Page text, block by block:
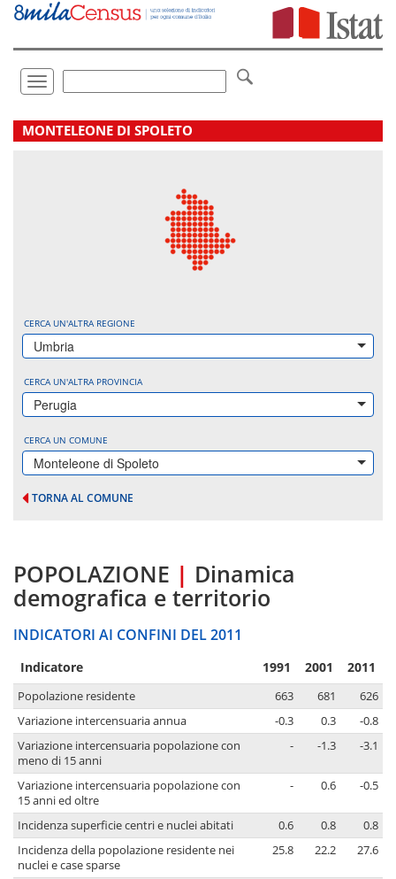
Vai
direttamente
Toggle
navigation
.
MONTELEONE DI SPOLETO
CERCA UN'ALTRA REGIONE
Umbria
CERCA UN'ALTRA PROVINCIA
Perugia
CERCA UN COMUNE
Monteleone di Spoleto
TORNA AL COMUNE
POPOLAZIONE | Dinamica
demografica e territorio
INDICATORI AI CONFINI DEL 2011
Indicatore 1991 2001 2011
Popolazione residente 663 681
626
Variazione intercensuaria annua
-0.3 0.3
-0.8
Variazione intercensuaria popolazione con
meno di 15 anni
- -1.3 -3.1
Variazione intercensuaria popolazione con
15 anni ed oltre
- 0.6 -0.5
Incidenza superficie centri e nuclei abitati 0.6 0.8
0.8
Incidenza della popolazione residente nei
nuclei e case sparse
25.8 22.2 27.6